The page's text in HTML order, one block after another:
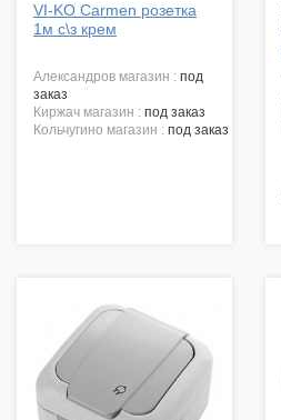
VI-KO Carmen розетка
1м с\з крем
александров магазин : под
заказ
киржач магазин : под заказ
кольчугино магазин : под заказ